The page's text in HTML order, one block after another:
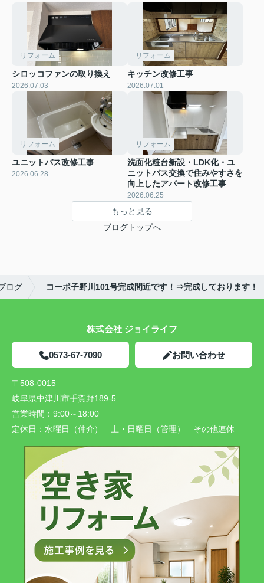
リフォーム
シロッコファンの取り換え
2026.07.03
リフォーム
キッチン改修工事
2026.07.01
リフォーム
ユニットバス改修工事
2026.06.28
リフォーム
洗面化粧台新設・LDK化・ユ
ニットバス交換で住みやすさを
向上したアパート改修工事
2026.06.25
もっと見る
ブログトップへ
ログ コーポ子野川101号完成間近です！⇒完成しております！
株式会社 ジョイライフ
0573-67-7090 お問い合わせ
〒508-0015
岐阜県中津川市手賀野189-5
営業時間： 9:00～18:00
定休日： 水曜日（仲介） 土・日曜日（管理） その他連休